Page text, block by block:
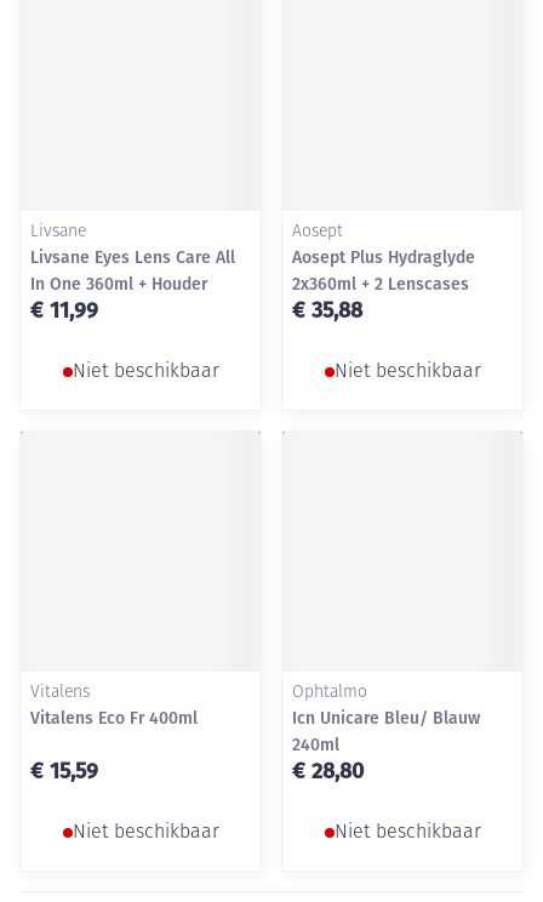
Livsane
Livsane Eyes Lens Care All
In One 360ml + Houder
€ 11,99
Niet beschikbaar
Aosept
Aosept Plus Hydraglyde
2x360ml + 2 Lenscases
€ 35,88
Niet beschikbaar
Vitalens
Vitalens Eco Fr 400ml
€ 15,59
Niet beschikbaar
Ophtalmo
Icn Unicare Bleu/ Blauw
240ml
€ 28,80
Niet beschikbaar